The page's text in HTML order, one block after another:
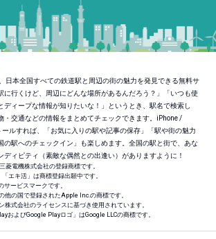
日本全国すべての鉄道駅と周辺の街の魅力を発見できる無料サ
に行くけど、周辺にどんな場所があるんだろう？」「いつも使
ディープな情報が知りたいな！」というとき、駅名で検索し
・交通などの情報をまとめてチェックできます。iPhone /
ルすれば、「お気に入りの駅や記事の保存」「駅や街の魅力
の駅へのチェックイン」も楽しめます。全国の駅と街で、あな
ディピティ（素敵な偶然との出逢い）がありますように！
菱電機株式会社の登録商標です。
エキ活」は商標登録出願中です。
サービスマークです。
他の国で登録されたApple Inc.の商標です。
株式会社のライセンスに基づき使用されています。
およびGoogle Playロゴ」はGoogle LLCの商標です。